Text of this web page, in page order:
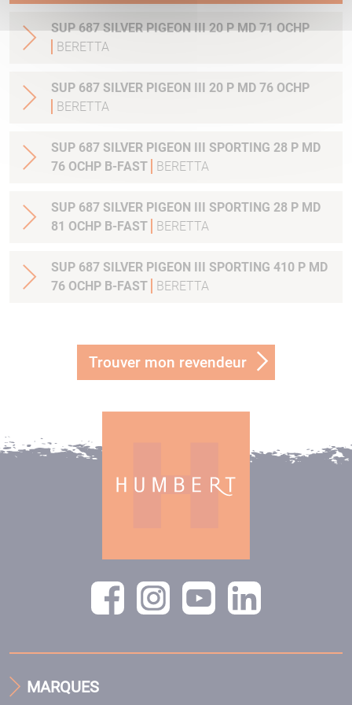
SUP 687 SILVER PIGEON III 20 P MD 71 OCHP
BERETTA
SUP 687 SILVER PIGEON III 20 P MD 76 OCHP
BERETTA
SUP 687 SILVER PIGEON III SPORTING 28 P MD
76 OCHP B-FAST
BERETTA
SUP 687 SILVER PIGEON III SPORTING 28 P MD
81 OCHP B-FAST
BERETTA
SUP 687 SILVER PIGEON III SPORTING 410 P MD
76 OCHP B-FAST
BERETTA
Trouver mon revendeur
MARQUES